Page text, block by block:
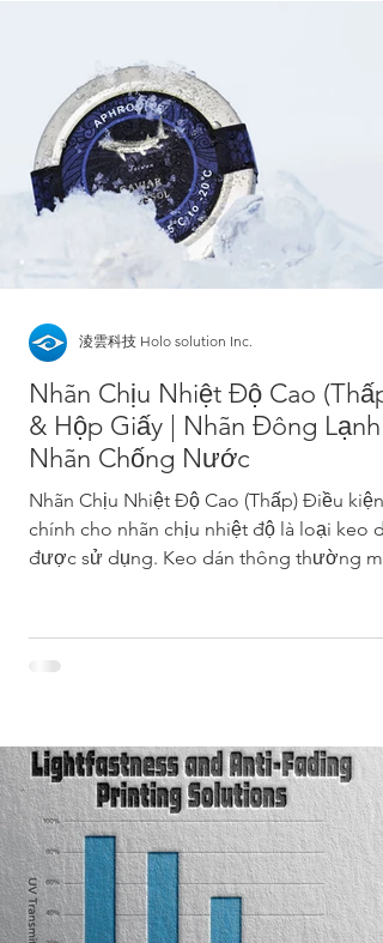
Nhãn Chịu Nhiệt Độ Cao (Thấp)
& Hộp Giấy | Nhãn Đông Lạnh |
Nhãn Chống Nước
Nhãn Chịu Nhiệt Độ Cao (Thấp) Điều kiện
chính cho nhãn chịu nhiệt độ là loại keo
được sử dụng. Keo dán thông thường
淩雲科技 Holo solution Inc.